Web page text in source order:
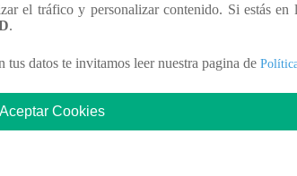
el tráfico y personalizar contenido. Si estás
.
datos te invitamos leer nuestra pagina de
Aceptar Cookies